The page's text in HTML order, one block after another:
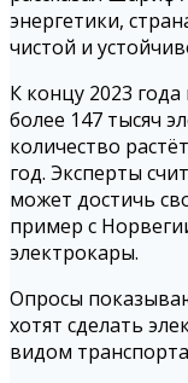
энергетики,
чистой и
К концу 2023
более 147 тысяч
количество
год. Эксперты
может достичь
пример с
электрокары.
Опросы
хотят сделать
видом